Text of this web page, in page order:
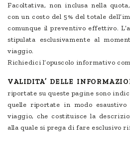
Facoltativa, non inclusa nella
con un costo del 5% del totale
comunque il preventivo effettivo.
stipulata esclusivamente al
viaggio.
Richiedici l’opuscolo informativo
VALIDITA’ DELLE
riportate su queste pagine sono
quelle riportate in modo esaustivo
viaggio, che costituisce la
alla quale si prega di fare esclusivo